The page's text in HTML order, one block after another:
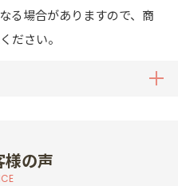
る場合がありますので、商
ださい。
様の声